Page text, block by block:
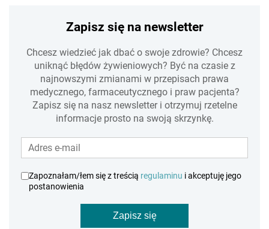
Zapisz się na newsletter
Chcesz wiedzieć jak dbać o swoje zdrowie? Chcesz
uniknąć błędów żywieniowych? Być na czasie z
najnowszymi zmianami w przepisach prawa
medycznego, farmaceutycznego i praw pacjenta?
Zapisz się na nasz newsletter i otrzymuj rzetelne
informacje prosto na swoją skrzynkę.
Zapoznałam/łem się z treścią regulaminu i akceptuję jego
postanowienia
Zapisz się